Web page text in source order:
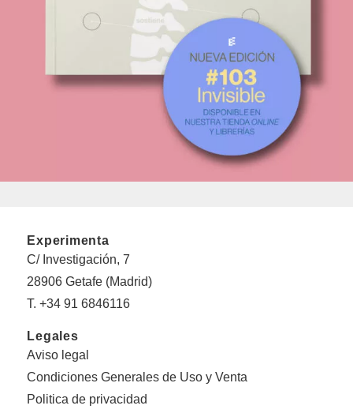
Experimenta
C/ Investigación, 7
28906 Getafe (Madrid)
T. +34 91 6846116
Legales
Aviso legal
Condiciones Generales de Uso y Venta
Politica de privacidad